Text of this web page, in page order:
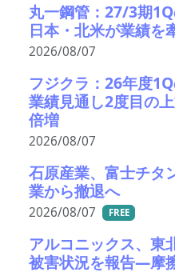
丸一鋼管：27/3期1Q
日本・北米が業績を
2026/08/07
フジクラ：26年度
業績見通し2度目の
倍増
2026/08/07
石原産業、富士チタ
業から撤退へ
2026/08/07 FREE
アルコニックス、東
被害状況を報告―摩